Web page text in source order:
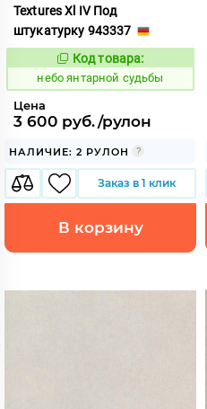
Textures Xl IV Под
штукатурку 943337
1124849
Код товара:
небо янтарной судьбы
Цена
3 600 руб./рулон
НАЛИЧИЕ: 2 РУЛОН
Заказ в 1 клик
В корзину